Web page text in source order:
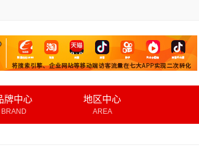
牌中心
BRAND
地区中心
AREA